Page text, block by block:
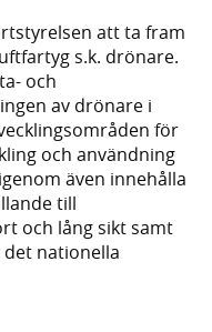
att ta fram
s.k. drönare.
och
av drönare i
för
och användning
även innehålla
till
och lång sikt samt
nationella